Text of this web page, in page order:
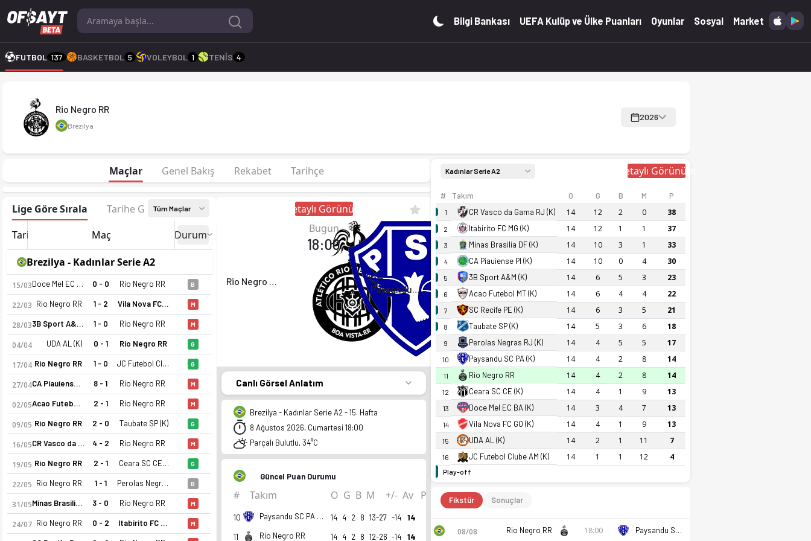
Rio Negro RR 2026 sezonu | Kadınlar Serie A2'de 11. sırada, 14 puan. Kadro, fikstür ve canlı skor Ofsayt'ta.
Bilgi Bankası UEFA Kulüp ve Ülke Puanları Oyunlar Sosyal Market
FUTBOL 137 BASKETBOL 5 VOLEYBOL 1 TENİS 4
Rio Negro RR
Brezilya
2026
Maçlar Genel Bakış Rekabet Tarihçe
Lige Göre Sırala Tarihe Göre Sırala
Tüm Maçlar
Tarih Maç Durum
Brezilya - Kadınlar Serie A2
15/03 Doce Mel EC BA (K) 0 - 0 Rio Negro RR B
22/03 Rio Negro RR 1 - 2 Vila Nova FC GO (K) M
28/03 3B Sport A&M (K) 1 - 0 Rio Negro RR M
04/04 UDA AL (K) 0 - 1 Rio Negro RR G
17/04 Rio Negro RR 1 - 0 JC Futebol Clube AM (K) G
27/04 CA Piauiense PI (K) 8 - 1 Rio Negro RR M
02/05 Acao Futebol MT (K) 2 - 1 Rio Negro RR M
09/05 Rio Negro RR 2 - 0 Taubate SP (K) G
16/05 CR Vasco da Gama RJ (K) 4 - 2 Rio Negro RR M
19/05 Rio Negro RR 2 - 1 Ceara SC CE (K) G
22/05 Rio Negro RR 1 - 1 Perolas Negras RJ (K) B
31/05 Minas Brasilia DF (K) 3 - 0 Rio Negro RR M
24/07 Rio Negro RR 0 - 2 Itabirito FC MG (K) M
Detaylı Görünüm
Rio Negro RR
Bugün
18:00
Paysandu SC PA (K)
Canlı Görsel Anlatım
Brezilya - Kadınlar Serie A2 - 15. Hafta
8 Ağustos 2026, Cumartesi 18:00
Parçalı Bulutlu, 34°C
Güncel Puan Durumu
# Takım O G B M +/- Av P
10 Paysandu SC PA (K) 14 4 2 8 13-27 -14
14
11
Rio Negro RR 14 4 2 8 12-26 -14 14
Kadınlar Serie A2 Detaylı Görünüm
# Takım O G B M P
1 CR Vasco da Gama RJ (K) 14 12 2 0 38
2 Itabirito FC MG (K) 14 12 1 1 37
3 Minas Brasilia DF (K) 14 10 3 1 33
4 CA Piauiense PI (K) 14 10 0 4 30
5 3B Sport A&M (K) 14 6 5 3 23
6 Acao Futebol MT (K) 14 6 4 4 22
7 SC Recife PE (K) 14 6 3 5 21
8 Taubate SP (K) 14 5 3 6 18
9 Perolas Negras RJ (K) 14 4 5 5 17
10 Paysandu SC PA (K) 14 4 2 8 14
11 Rio Negro RR 14 4 2 8 14
12 Ceara SC CE (K) 14 4 1 9 13
13 Doce Mel EC BA (K) 14 3 4 7 13
14 Vila Nova FC GO (K) 14 4 1 9 13
15 UDA AL (K) 14 2 1 11 7
16 JC Futebol Clube AM (K) 14 1 1 12 4
Play-off
Fikstür Sonuçlar
08/08 Rio Negro RR 18:00 Paysandu SC PA (K)